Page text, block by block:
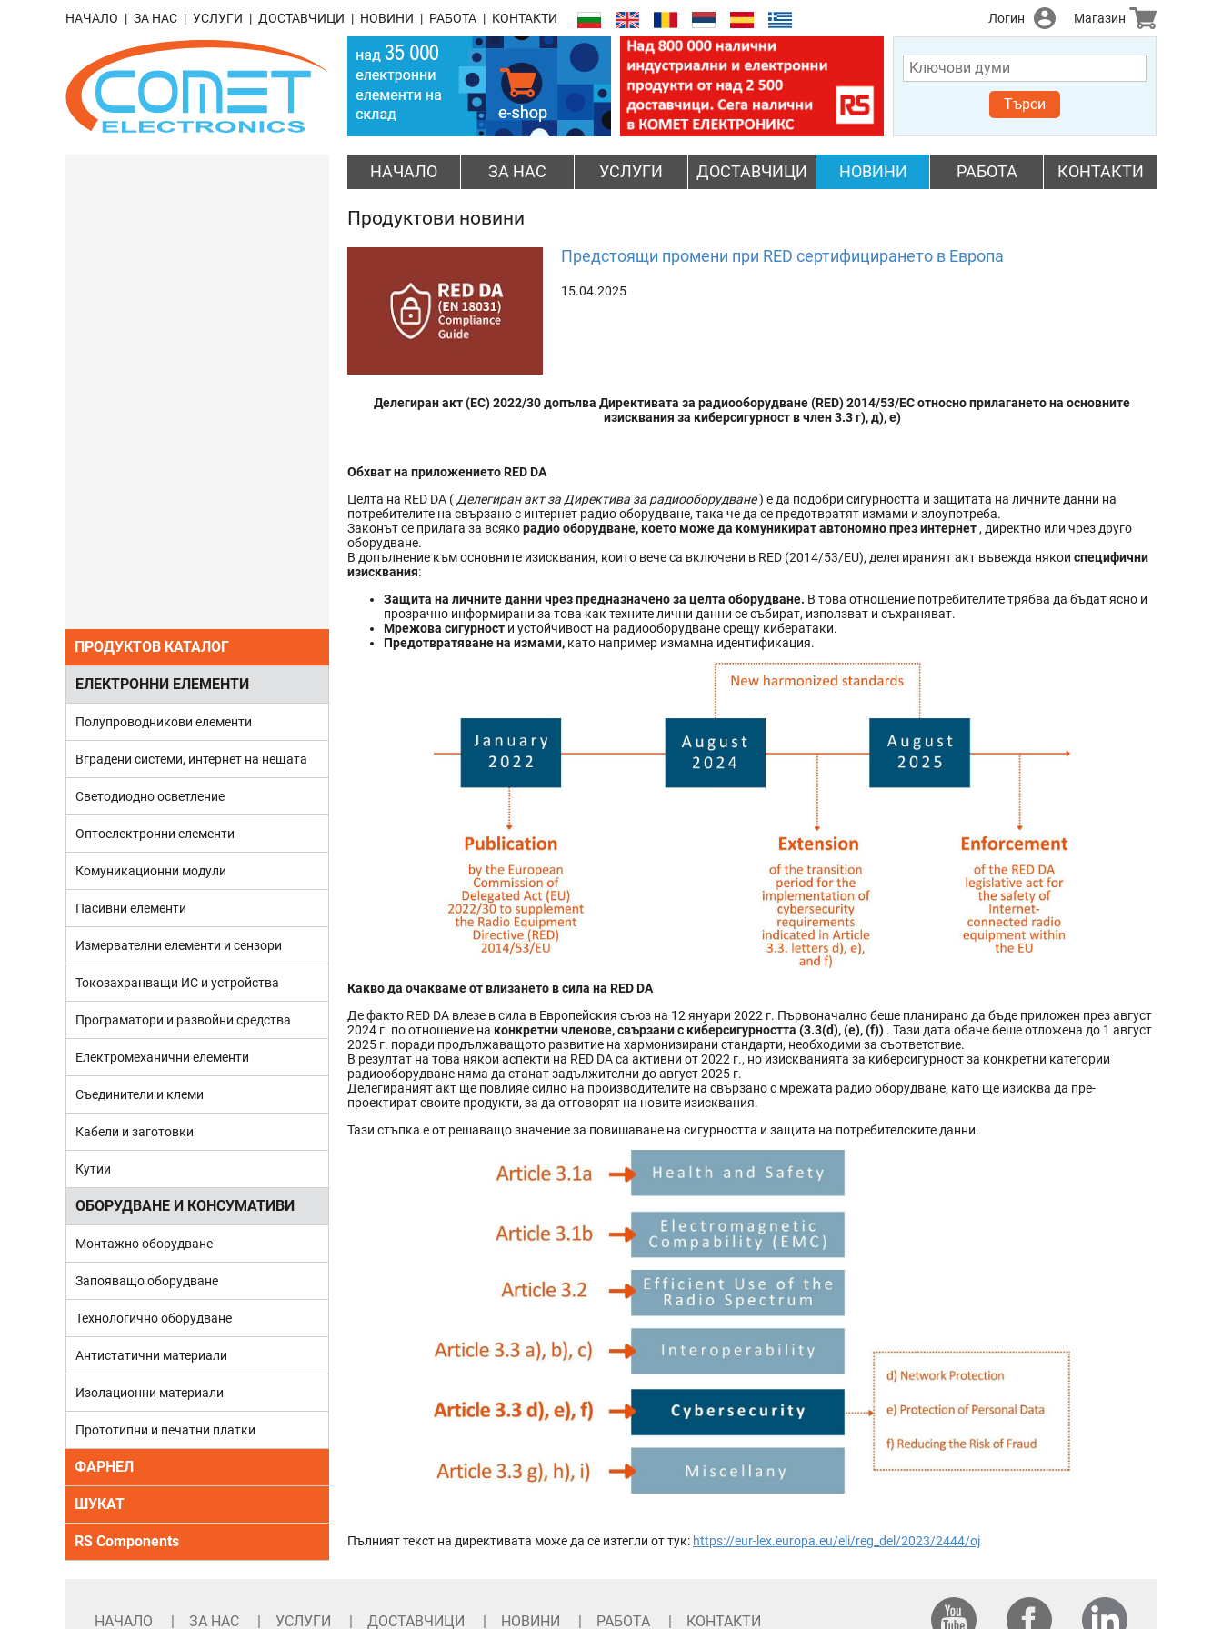
НАЧАЛО ЗА НАС УСЛУГИ ДОСТАВЧИЦИ НОВИНИ РАБОТА КОНТАКТИ Логин Магазин
Търси
ПРОДУКТОВ КАТАЛОГ
ЕЛЕКТРОННИ ЕЛЕМЕНТИ
Полупроводникови елементи
Вградени системи, интернет на нещата
Светодиодно осветление
Оптоелектронни елементи
Комуникационни модули
Пасивни елементи
Измервателни елементи и сензори
Токозахранващи ИС и устройства
Програматори и развойни средства
Електромеханични елементи
Съединители и клеми
Кабели и заготовки
Кутии
ОБОРУДВАНЕ И КОНСУМАТИВИ
Монтажно оборудване
Запояващо оборудване
Технологично оборудване
Антистатични материали
Изолационни материали
Прототипни и печатни платки
ФАРНЕЛ
ШУКАТ
RS Components
НАЧАЛО ЗА НАС УСЛУГИ ДОСТАВЧИЦИ НОВИНИ РАБОТА КОНТАКТИ
Продуктови новини
Предстоящи промени при RED сертифицирането в Европа
15.04.2025
Делегиран акт (ЕС) 2022/30 допълва Директивата за радиооборудване (RED) 2014/53/ЕС относно прилагането на основните
изисквания за киберсигурност в член 3.3 г), д), е)
Обхват на приложението RED DA
Целта на RED DA ( Делегиран акт за Директива за радиооборудване) е да подобри сигурността и защитата на личните данни на
потребителите на свързано с интернет радио оборудване, така че да се предотвратят измами и злоупотреба.
Законът се прилага за всякорадио оборудване, което може да комуникират автономно през интернет , директно или чрез друго
оборудване.
В допълнение към основните изисквания, които вече са включени в RED (2014/53/EU), делегираният акт въвежда някои специфични
изисквания:
Защита на личните данни чрез предназначено за целта оборудване. В това отношение потребителите трябва да бъдат ясно и
прозрачно информирани за това как техните лични данни се събират, използват и съхраняват.
Мрежова сигурност и устойчивост на радиооборудване срещу кибератаки.
Предотвратяване на измами, като например измамна идентификация.
Какво да очакваме от влизането в сила на RED DA
Де факто RED DA влезе в сила в Европейския съюз на 12 януари 2022 г. Първоначално беше планирано да бъде приложен през август
2024 г. по отношение на конкретни членове, свързани с киберсигурността (3.3(d), (e), (f)) . Тази дата обаче беше отложена до 1 август
2025 г. поради продължаващото развитие на хармонизирани стандарти, необходими за съответствие.
В резултат на това някои аспекти на RED DA са активни от 2022 г., но изискванията за киберсигурност за конкретни категории
радиооборудване няма да станат задължителни до август 2025 г.
Делегираният акт ще повлияе силно на производителите на свързано с мрежата радио оборудване, като ще изисква да пре-
проектират своите продукти, за да отговорят на новите изисквания.
Тази стъпка е от решаващо значение за повишаване на сигурността и защита на потребителските данни.
Пълният текст на директивата може да се изтегли от тук: https://eur-lex.europa.eu/eli/reg_del/2023/2444/oj
НАЧАЛО ЗА НАС УСЛУГИ ДОСТАВЧИЦИ НОВИНИ РАБОТА КОНТАКТИ